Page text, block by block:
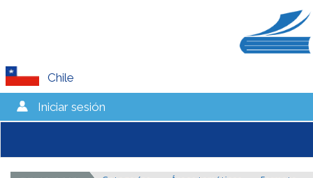
Chile
Iniciar sesión